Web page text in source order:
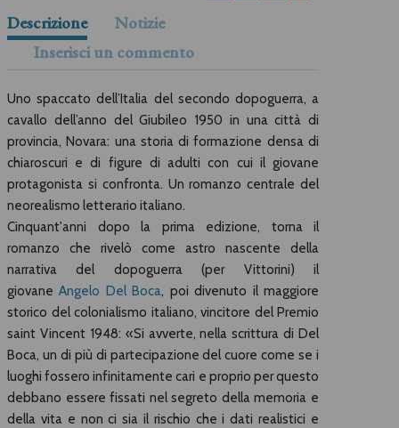
Descrizione
Notizie
Inserisci un commento
Uno spaccato dell’Italia del secondo dopoguerra, a
cavallo dell’anno del Giubileo 1950 in una città di
provincia, Novara: una storia di formazione densa di
chiaroscuri e di figure di adulti con cui il giovane
protagonista si confronta. Un romanzo centrale del
neorealismo letterario italiano.
Cinquant'anni dopo la prima edizione, torna il
romanzo che rivelò come astro nascente della
narrativa del dopoguerra (per Vittorini) il
giovaneAngelo Del Boca, poi divenuto il maggiore
storico del colonialismo italiano, vincitore del Premio
saint Vincent 1948: «Si avverte, nella scrittura di Del
Boca, un di più di partecipazione del cuore come se i
luoghi fossero infinitamente cari e proprio per questo
debbano essere fissati nel segreto della memoria e
della vita e non ci sia il rischio che i dati realistici e